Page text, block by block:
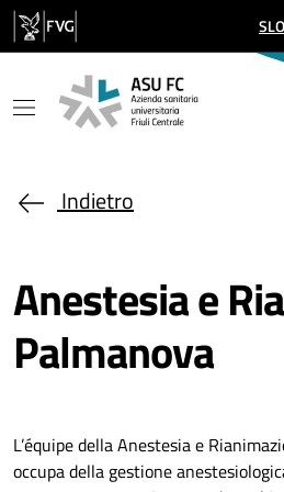
Salta al contenuto principale
Indietro
Anestesia e
Palmanova
L’équipe della Anestesia e
occupa della gestione